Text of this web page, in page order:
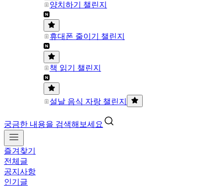
양치하기 챌린지
휴대폰 줄이기 챌린지
책 읽기 챌린지
설날 음식 자랑 챌린지
궁금한 내용을 검색해보세요
즐겨찾기
전체글
공지사항
인기글